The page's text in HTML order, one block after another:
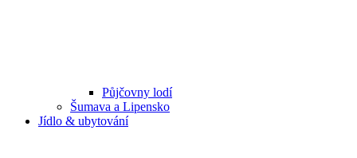
Půjčovny lodí
Šumava a Lipensko
Jídlo & ubytování